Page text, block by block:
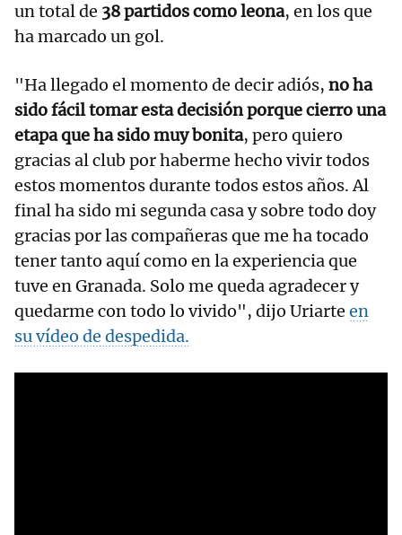
un total de 38 partidos como leona, en los que
ha marcado un gol.
"Ha llegado el momento de decir adiós, no ha
sido fácil tomar esta decisión porque cierro una
etapa que ha sido muy bonita, pero quiero
gracias al club por haberme hecho vivir todos
estos momentos durante todos estos años. Al
final ha sido mi segunda casa y sobre todo doy
gracias por las compañeras que me ha tocado
tener tanto aquí como en la experiencia que
tuve en Granada. Solo me queda agradecer y
quedarme con todo lo vivido", dijo Uriarte en
su vídeo de despedida.